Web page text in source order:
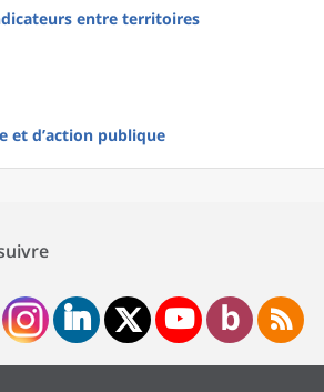
entre territoires
et d’action publique